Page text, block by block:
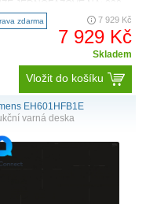
specifikace Techni..
zdarma 7 929 Kč
7 929 Kč
Skladem
Vložit do košíku
EH601HFB1E
varná deska